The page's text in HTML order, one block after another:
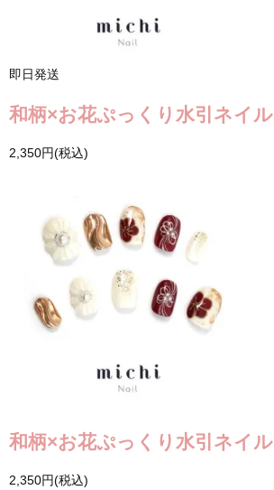
即日発送
和柄×お花ぷっくり水引ネイル
2,350円(税込)
和柄×お花ぷっくり水引ネイル
2,350円(税込)